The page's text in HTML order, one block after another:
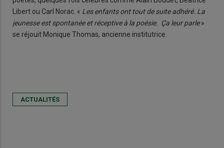
Libert ou Carl Norac. « Les enfants ont tout de suite adhéré. La
jeunesse est spontanée et réceptive à la poésie. Ça leur parle»
se réjouit Monique Thomas, ancienne institutrice.
ACTUALITÉS